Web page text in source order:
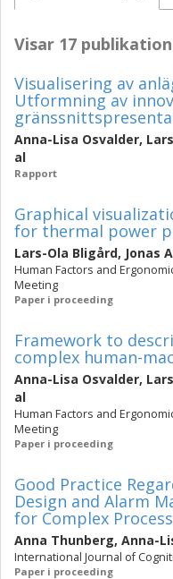
Visar 17
Visualisering av
Utformning av
Anna-Lisa Osvalder,
al
Rapport
Graphical
for thermal power
Lars-Ola Bligård, Jonas
Human Factors and
Meeting
Paper i proceeding
Framework to
complex human-
Anna-Lisa Osvalder,
al
Human Factors and
Meeting
Paper i proceeding
Good Practice
Design and Alarm
for Complex
Anna Thunberg, Anna-
International Journal of
Paper i proceeding